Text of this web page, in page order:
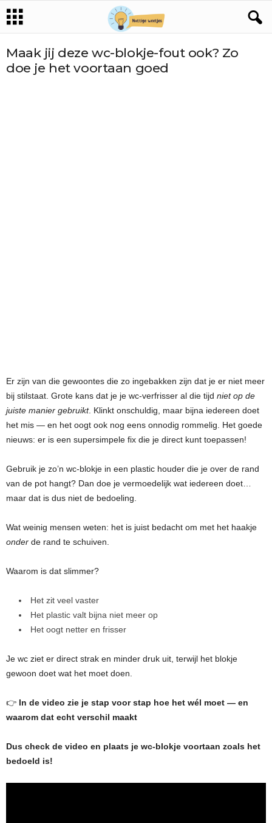
Maak jij deze wc-blokje-fout ook? Zo
doe je het voortaan goed
Er zijn van die gewoontes die zo ingebakken zijn dat je er niet meer
bij stilstaat. Grote kans dat je je wc-verfrisser al die tijd niet op de
juiste manier gebruikt. Klinkt onschuldig, maar bijna iedereen doet
het mis — en het oogt ook nog eens onnodig rommelig. Het goede
nieuws: er is een supersimpele fix die je direct kunt toepassen!
Gebruik je zo’n wc-blokje in een plastic houder die je over de rand
van de pot hangt? Dan doe je vermoedelijk wat iedereen doet…
maar dat is dus niet de bedoeling.
Wat weinig mensen weten: het is juist bedacht om met het haakje
onder de rand te schuiven.
Waarom is dat slimmer?
Het zit veel vaster
Het plastic valt bijna niet meer op
Het oogt netter en frisser
Je wc ziet er direct strak en minder druk uit, terwijl het blokje
gewoon doet wat het moet doen.
👉 In de video zie je stap voor stap hoe het wél moet — en
waarom dat echt verschil maakt
Dus check de video en plaats je wc-blokje voortaan zoals het
bedoeld is!